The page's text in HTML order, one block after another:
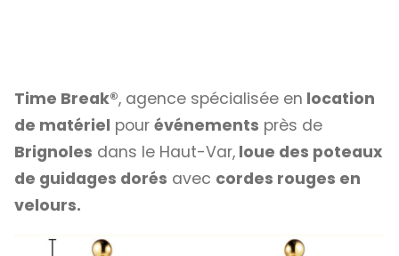
Time Break®, agence spécialisée en location
de matériel pour événements près de
Brignoles dans le Haut-Var, loue des poteaux
de guidages dorés avec cordes rouges en
velours.